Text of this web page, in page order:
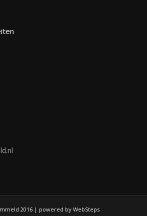
2016 | powered by WebSteps